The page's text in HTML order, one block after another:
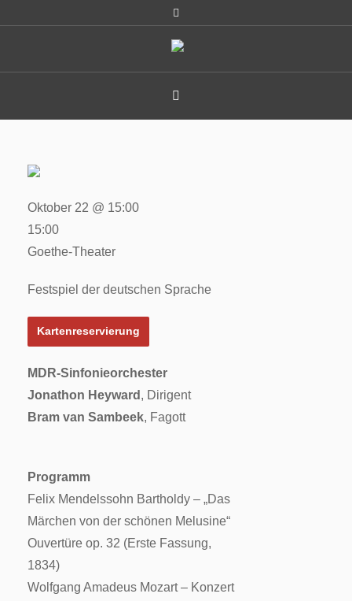
MDR-Sinfonieorchester
Jonathon Heyward , Dirigent
Bram van Sambeek, Fagott
Programm
Felix Mendelssohn Bartholdy – „Das
Märchen von der schönen Melusine“
Ouvertüre op. 32 (Erste Fassung,
1834)
Wolfgang Amadeus Mozart – Konzert
Oktober 22 @ 15:00
15:00
Goethe-Theater
Festspiel der deutschen Sprache
Kartenreservierung